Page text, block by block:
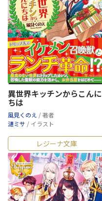
異世界キッチンからこんに
ちは
風見くのえ / 著者
漣ミサ / イラスト
レジーナ文庫